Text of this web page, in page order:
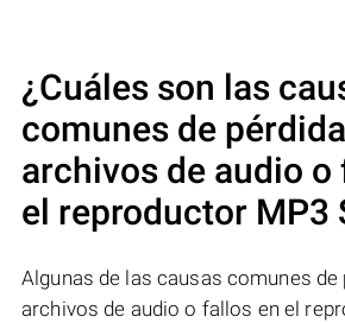
¿Cuáles son las
comunes de
archivos de audio o
el reproductor MP3
Algunas de las causas comunes de
archivos de audio o fallos en el